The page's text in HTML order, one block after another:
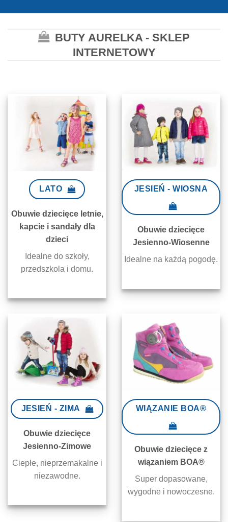
BUTY AURELKA - SKLEP
INTERNETOWY
LATO
Obuwie dziecięce letnie,
kapcie i sandały dla
dzieci
Idealne do szkoły,
przedszkola i domu.
JESIEŃ - WIOSNA
Obuwie dziecięce
Jesienno-Wiosenne
Idealne na każdą pogodę.
JESIEŃ - ZIMA
Obuwie dziecięce
Jesienno-Zimowe
Ciepłe, nieprzemakalne i
niezawodne.
WIĄZANIE BOA®
Obuwie dziecięce z
wiązaniem BOA®
Super dopasowane,
wygodne i nowoczesne.